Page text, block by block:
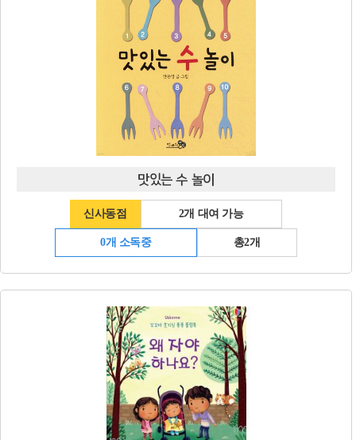
맛있는 수 놀이
신사동점 2개 대여 가능
0개 소독중 총2개